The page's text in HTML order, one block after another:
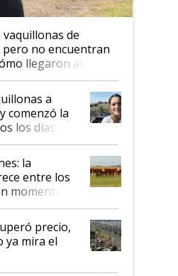
vaquillonas de
pero no encuentran
llegaron allí
a
comenzó la
los días le
la
entre los
momento
actividad
precio,
ya mira el